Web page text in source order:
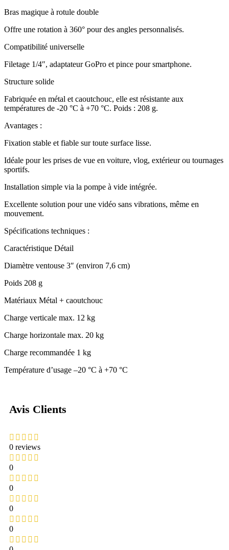
Bras magique à rotule double
Offre une rotation à 360° pour des angles personnalisés.
Compatibilité universelle
Filetage 1/4″, adaptateur GoPro et pince pour smartphone.
Structure solide
Fabriquée en métal et caoutchouc, elle est résistante aux
températures de -20 °C à +70 °C. Poids : 208 g.
Avantages :
Fixation stable et fiable sur toute surface lisse.
Idéale pour les prises de vue en voiture, vlog, extérieur ou tournages
sportifs.
Installation simple via la pompe à vide intégrée.
Excellente solution pour une vidéo sans vibrations, même en
mouvement.
Spécifications techniques :
Caractéristique Détail
Diamètre ventouse 3″ (environ 7,6 cm)
Poids 208 g
Matériaux Métal + caoutchouc
Charge verticale max. 12 kg
Charge horizontale max. 20 kg
Charge recommandée 1 kg
Température d’usage –20 °C à +70 °C
Avis Clients
0 reviews
0
0
0
0